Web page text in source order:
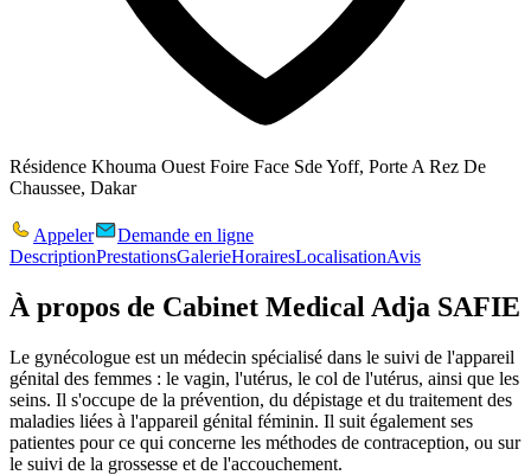
Résidence Khouma Ouest Foire Face Sde Yoff, Porte A Rez De
Chaussee, Dakar
Appeler
Demande en ligne
DescriptionPrestationsGalerieHorairesLocalisationAvis
À propos de Cabinet Medical Adja SAFIE
Le gynécologue est un médecin spécialisé dans le suivi de l'appareil
génital des femmes : le vagin, l'utérus, le col de l'utérus, ainsi que les
seins. Il s'occupe de la prévention, du dépistage et du traitement des
maladies liées à l'appareil génital féminin. Il suit également ses
patientes pour ce qui concerne les méthodes de contraception, ou sur
le suivi de la grossesse et de l'accouchement.